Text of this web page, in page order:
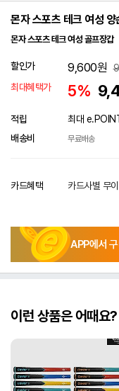
몬자 스포츠 테크 여성 양
몬자 스포츠 테크 여성 골프장갑
할인가 9,600원
최대혜택가
5%
적립 최대
배송비
무료배송
카드혜택 카드사별 무
APP에서
이런 상품은 어때요?